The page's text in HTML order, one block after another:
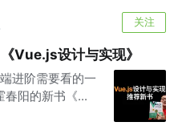
关注
Vue.js设计与实现》
进阶需要看的一
春阳的新书《...